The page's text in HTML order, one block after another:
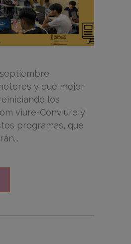
y qué mejor
los
viure-Conviure y
programas, que